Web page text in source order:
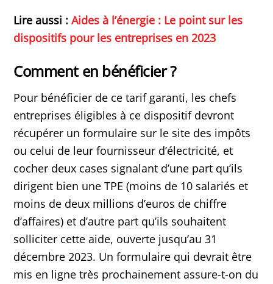
Lire aussi :Aides à l’énergie : Le point sur les
dispositifs pour les entreprises en 2023
Comment en bénéficier ?
Pour bénéficier de ce tarif garanti, les chefs
entreprises éligibles à ce dispositif devront
récupérer un formulaire sur le site des impôts
ou celui de leur fournisseur d’électricité, et
cocher deux cases signalant d’une part qu’ils
dirigent bien une TPE (moins de 10 salariés et
moins de deux millions d’euros de chiffre
d’affaires) et d’autre part qu’ils souhaitent
solliciter cette aide, ouverte jusqu’au 31
décembre 2023. Un formulaire qui devrait être
mis en ligne très prochainement assure-t-on du